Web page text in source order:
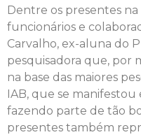
Dentre os presentes
funcionários e
Carvalho, ex-aluna do
pesquisadora que, por
na base das maiores
IAB, que se
fazendo parte de tão
presentes também